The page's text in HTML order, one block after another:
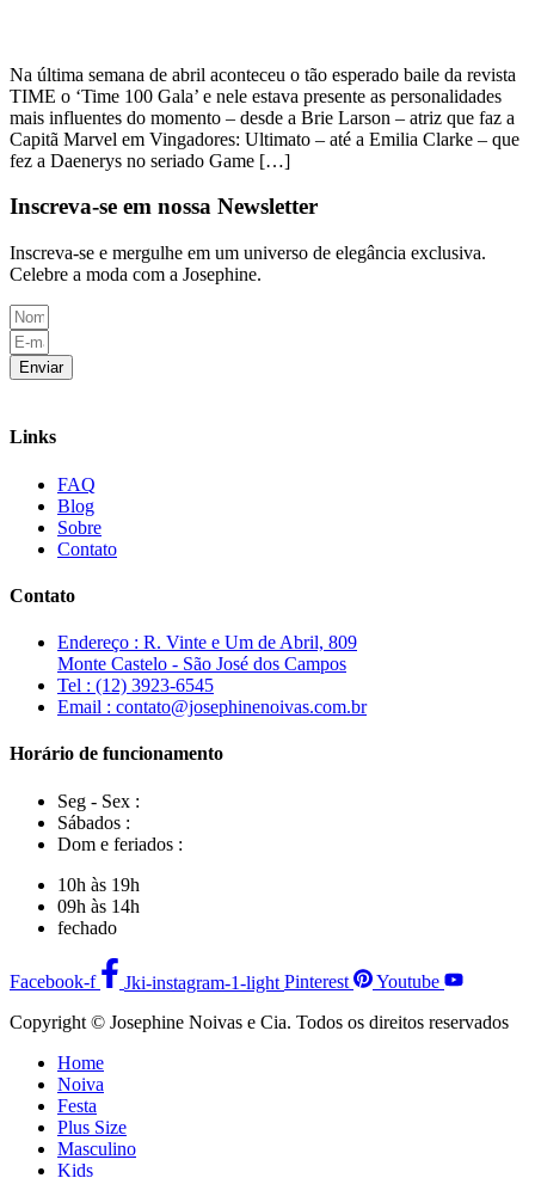
Na última semana de abril aconteceu o tão esperado baile da revista
TIME o ‘Time 100 Gala’ e nele estava presente as personalidades
mais influentes do momento – desde a Brie Larson – atriz que faz a
Capitã Marvel em Vingadores: Ultimato – até a Emilia Clarke – que
fez a Daenerys no seriado Game […]
Inscreva-se em nossa Newsletter
Inscreva-se e mergulhe em um universo de elegância exclusiva.
Celebre a moda com a Josephine.
Enviar
Links
FAQ
Blog
Sobre
Contato
Contato
Endereço : R. Vinte e Um de Abril, 809
Monte Castelo - São José dos Campos
Tel : (12) 3923-6545
Email : contato@josephinenoivas.com.br
Horário de funcionamento
Seg - Sex :
Sábados :
Dom e feriados :
10h às 19h
09h às 14h
fechado
Facebook-f Jki-instagram-1-light Pinterest
Youtube
Copyright © Josephine Noivas e Cia. Todos os direitos reservados
Home
Noiva
Festa
Plus Size
Masculino
Kids